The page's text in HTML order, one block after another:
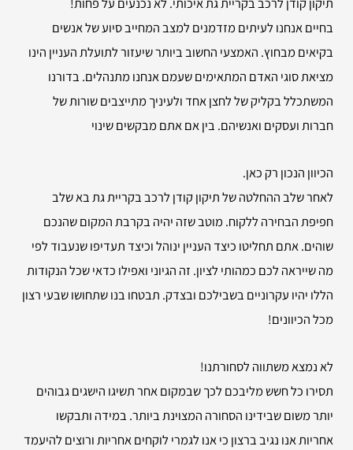
תיקון קודן לרכב בקריית גת איכותי. לא נכנעים על פחות!
בחיים אנחנו לעיתים מזדמנים למצב המחייב סיוע של אנשים
בקיאים מבחוץ. האמצעי החשוב ביותר שיעזור לתועלת העניין הינו
מציאת סוגי האדם המתאימים שעמם אנחנו מתנהלים. בדורנו
המשתכלל בקליק של לחצן אחד ולעיניך מתייצבים שורות של
חברות ועסקים ואנשיהם. בין אם אתם מבקשים שינוי
הכיוון הנכון רק כאן.
לאחר שלב ההחלטה של תיקון קודן לרכב בקריית גת בא שלב
חפיפת הבחירה ללקוח. מוטב שזה יהיה בקרבת המקום שהנכם
שוהים. אתם תחליטו כיצד העניין ינוהל וכיצד תעדיפו שנעבוד לפי
מה שייראה לכם כמהותי לציון. זה הגיוני ואפילו כדאי שכל הנקודות
הללו יהיו עקרוניים בשבילכם ובצדק. תבטחו בנו שתחושו שבעי רצון
מכל הכיוונים!
לא נמצא משתווה לסחורתנו!
תסירו כל חשש מליבכם לכך שבמקום אחר תשיגו הישגים גבוהים
יותר משום שבידינו הסחורה המצוינת ביותר. במידה ותבקשו
אחריות אנו נגיב ברצון כי אנו לגמרי לוקחים אחריות ורוצים להיעמד